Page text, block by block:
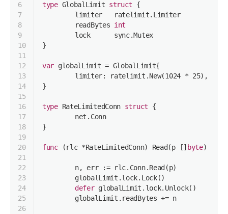
6
7
8
9
10
11
12
13
14
15
16
17
18
19
20
21
22
23
24
25
26
type GlobalLimit struct {
	limiter   ratelimit.Limiter
	readBytes
int
	lock      sync.Mutex
}
var globalLimit = GlobalLimit{
	limiter: ratelimit.New(
1024 * 25),
}
type RateLimitedConn struct {
	net.Conn
}
func (rlc *RateLimitedConn) Read (p [] byte)
	n, err := rlc.Conn.Read(p)
	globalLimit.lock.Lock()
defer globalLimit.lock.Unlock()
	globalLimit.readBytes += n